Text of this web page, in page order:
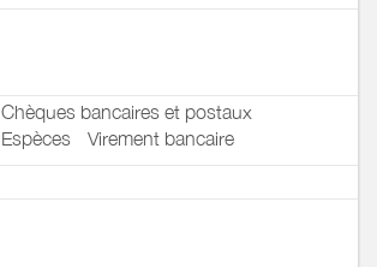
Chèques bancaires et postaux
Espèces
Virement bancaire